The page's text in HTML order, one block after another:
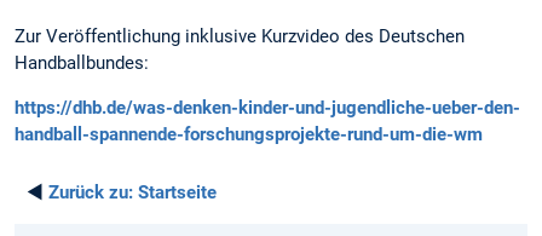
Zur Veröffentlichung inklusive Kurzvideo des Deutschen
Handballbundes:
https://dhb.de/was-denken-kinder-und-jugendliche-ueber-den-
handball-spannende-forschungsprojekte-rund-um-die-wm
◄ Zurück zu: Startseite